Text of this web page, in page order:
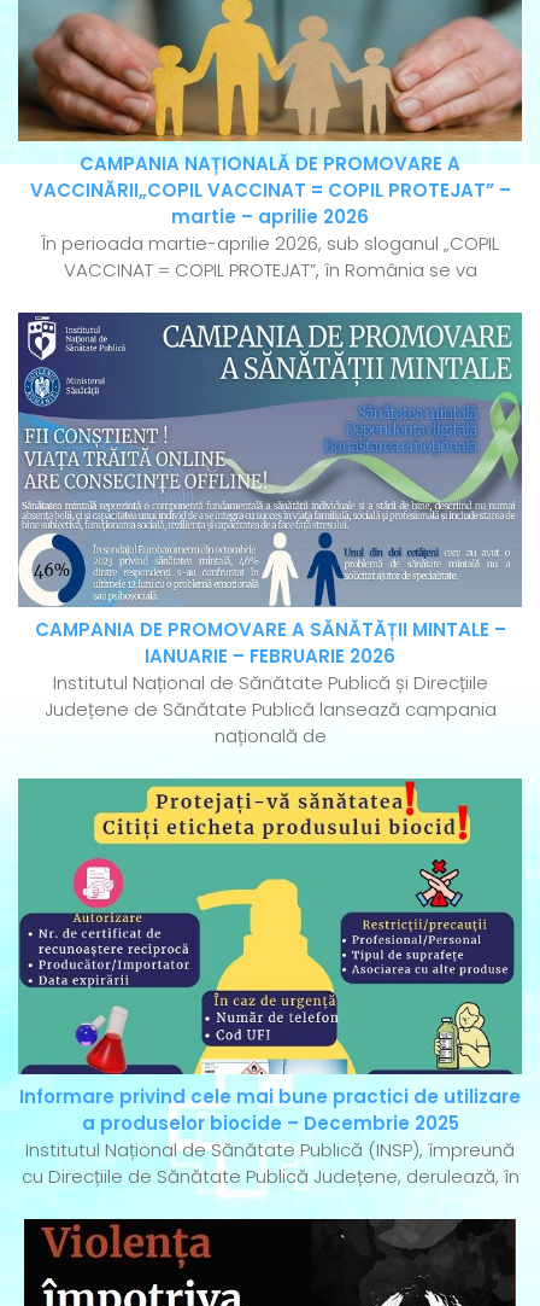
CAMPANIA NAȚIONALĂ DE PROMOVARE A
VACCINĂRII„COPIL VACCINAT = COPIL PROTEJAT” –
martie – aprilie 2026
În perioada martie-aprilie 2026, sub sloganul „COPIL
VACCINAT = COPIL PROTEJAT”, în România se va
CAMPANIA DE PROMOVARE A SĂNĂTĂȚII MINTALE –
IANUARIE – FEBRUARIE 2026
Institutul Național de Sănătate Publică și Direcțiile
Județene de Sănătate Publică lansează campania
națională de
Informare privind cele mai bune practici de utilizare
a produselor biocide – Decembrie 2025
Institutul Național de Sănătate Publică (INSP), împreună
cu Direcțiile de Sănătate Publică Județene, derulează, în